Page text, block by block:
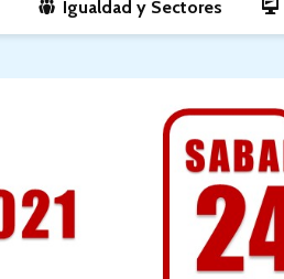
Igualdad y Sectores